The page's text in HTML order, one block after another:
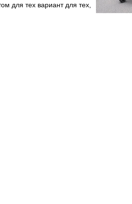
для тех вариант для тех,